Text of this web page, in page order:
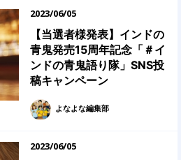
2023/06/05
【当選者様発表】インドの
青鬼発売15周年記念「＃イ
ンドの青鬼語り隊」SNS投
稿キャンペーン
よなよな編集部
2023/06/05